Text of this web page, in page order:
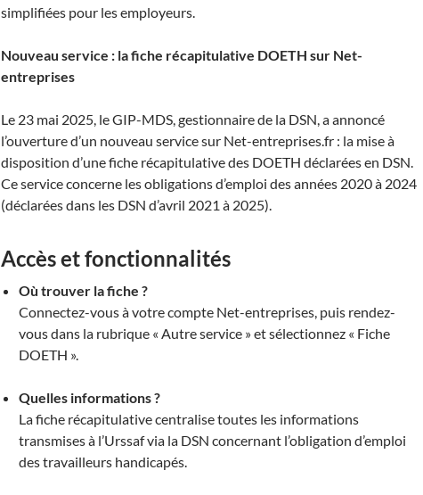
simplifiées pour les employeurs.
Nouveau service : la fiche récapitulative DOETH sur Net-
entreprises
Le 23 mai 2025, le GIP-MDS, gestionnaire de la DSN, a annoncé
l’ouverture d’un nouveau service sur Net-entreprises.fr : la mise à
disposition d’une fiche récapitulative des DOETH déclarées en DSN.
Ce service concerne les obligations d’emploi des années 2020 à 2024
(déclarées dans les DSN d’avril 2021 à 2025).
Accès et fonctionnalités
Où trouver la fiche ?
Connectez-vous à votre compte Net-entreprises, puis rendez-
vous dans la rubrique « Autre service » et sélectionnez « Fiche
DOETH ».
Quelles informations ?
La fiche récapitulative centralise toutes les informations
transmises à l’Urssaf via la DSN concernant l’obligation d’emploi
des travailleurs handicapés.